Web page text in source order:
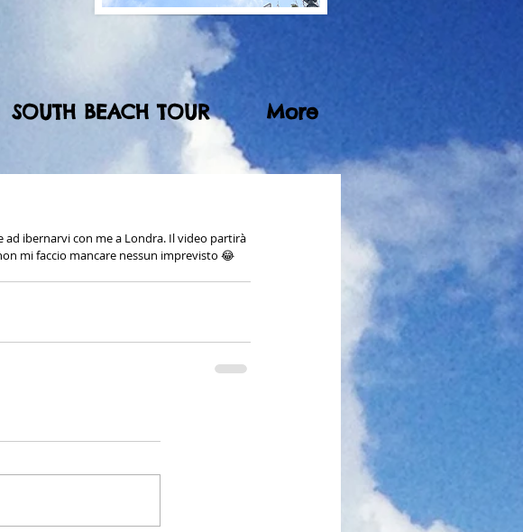
SOUTH BEACH TOUR More
ad ibernarvi con me a Londra. Il video partirà
mi faccio mancare nessun imprevisto 😂